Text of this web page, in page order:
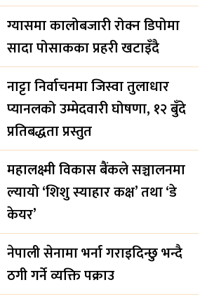
ग्यासमा कालोबजारी रोक्न डिपोमा
सादा पोसाकका प्रहरी खटाइँदै
नाट्टा निर्वाचनमा जिस्वा तुलाधार
प्यानलको उम्मेदवारी घोषणा, १२ बुँदे
प्रतिबद्धता प्रस्तुत
महालक्ष्मी विकास बैंकले सञ्चालनमा
ल्यायो ‘शिशु स्याहार कक्ष’ तथा ‘डे
केयर’
नेपाली सेनामा भर्ना गराइदिन्छु भन्दै
ठगी गर्ने व्यक्ति पक्राउ